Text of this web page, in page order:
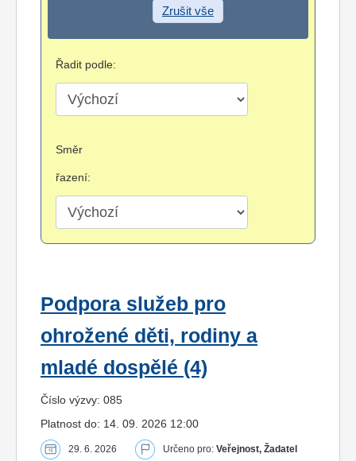
Zrušit vše
Řadit podle:
Směr
řazení:
Podpora služeb pro
ohrožené děti, rodiny a
mladé dospělé (4)
Číslo výzvy: 085
Platnost do: 14. 09. 2026 12:00
29. 6. 2026 Určeno pro: Veřejnost, Žadatel